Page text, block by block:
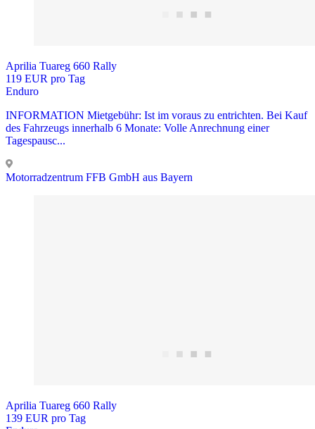
Aprilia Tuareg 660 Rally
119 EUR pro Tag
Enduro
INFORMATION Mietgebühr: Ist im voraus zu entrichten. Bei Kauf
des Fahrzeugs innerhalb 6 Monate: Volle Anrechnung einer
Tagespausc...
Motorradzentrum FFB GmbH aus Bayern
Aprilia Tuareg 660 Rally
139 EUR pro Tag